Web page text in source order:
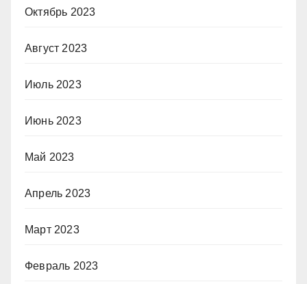
Октябрь 2023
Август 2023
Июль 2023
Июнь 2023
Май 2023
Апрель 2023
Март 2023
Февраль 2023